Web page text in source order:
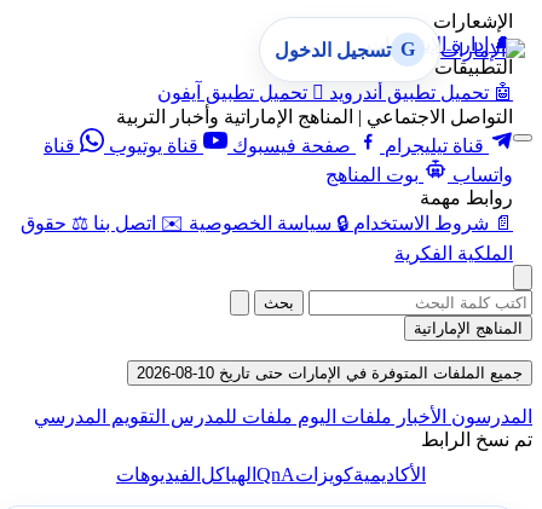
الإشعارات
🔔 إدارة الإشعارات
التطبيقات
🤖 تحميل تطبيق أندرويد  تحميل تطبيق آيفون
التواصل الاجتماعي | المناهج الإماراتية وأخبار التربية
قناة تيليجرام
صفحة فيسبوك قناة يوتيوب
قناة
واتساب
بوت المناهج
روابط مهمة
📄 شروط الاستخدام 🔒 سياسة الخصوصية ✉️ اتصل بنا ⚖️ حقوق
الملكية الفكرية
G تسجيل الدخول
بحث
المناهج الإماراتية
جميع الملفات المتوفرة في الإمارات حتى تاريخ 10-08-2026
المدرسون الأخبار ملفات اليوم ملفات للمدرس التقويم المدرسي
تم نسخ الرابط
الأكاديميةكويزاتQnAالهياكلالفيديوهات